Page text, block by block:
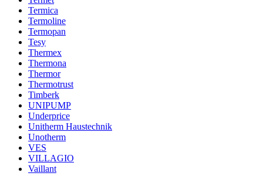
Termica
Termoline
Termopan
Tesy
Thermex
Thermona
Thermor
Thermotrust
Timberk
UNIPUMP
Underprice
Unitherm Haustechnik
Unotherm
VES
VILLAGIO
Vaillant